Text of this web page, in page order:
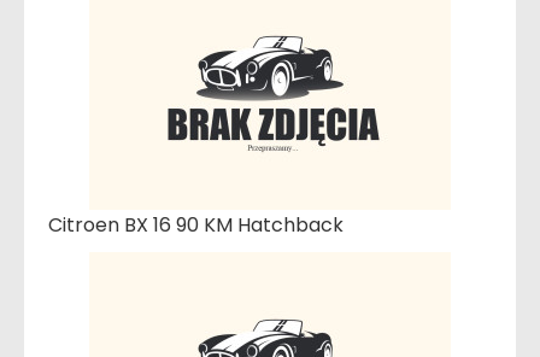
Citroen BX 16 90 KM Hatchback